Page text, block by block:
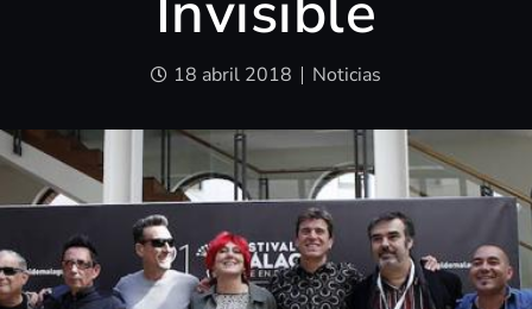
18 abril 2018 Noticias